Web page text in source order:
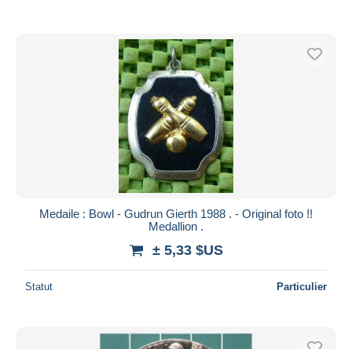
Medaile : Bowl - Gudrun Gierth 1988 . - Original foto !!
Medallion .
± 5,33 $US
Statut Particulier